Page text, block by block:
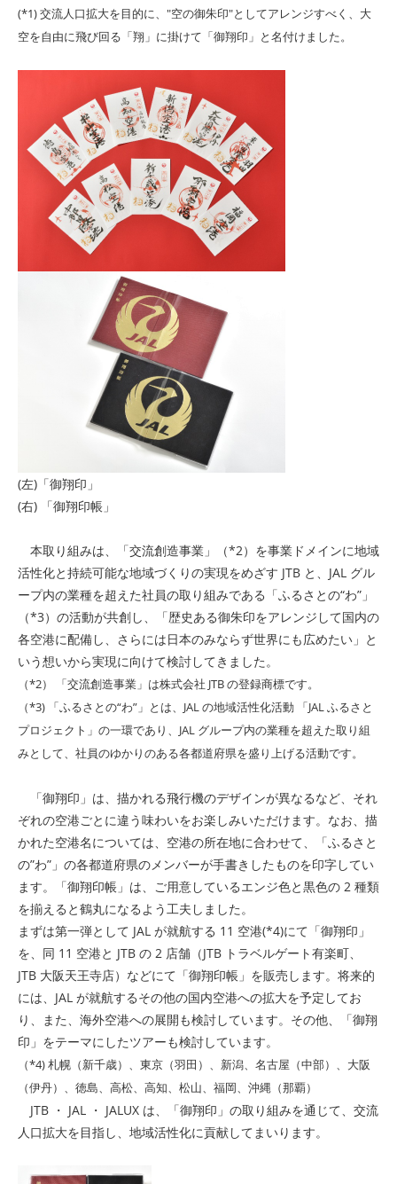
(*1) 交流人口拡大を目的に、"空の御朱印"としてアレンジすべく、大
空を自由に飛び回る「翔」に掛けて「御翔印」と名付けました。
(左)「御翔印」
(右) 「御翔印帳」
本取り組みは、「交流創造事業」（*2）を事業ドメインに地域
活性化と持続可能な地域づくりの実現をめざす JTB と、JAL グル
ープ内の業種を超えた社員の取り組みである「ふるさとの“わ”」
（*3）の活動が共創し、「歴史ある御朱印をアレンジして国内の
各空港に配備し、さらには日本のみならず世界にも広めたい」と
いう想いから実現に向けて検討してきました。
（*2） 「交流創造事業」は株式会社 JTB の登録商標です。
（*3) 「ふるさとの“わ”」とは、JAL の地域活性化活動 「JAL ふるさと
プロジェクト」の一環であり、JAL グループ内の業種を超えた取り組
みとして、社員のゆかりのある各都道府県を盛り上げる活動です。
「御翔印」は、描かれる飛行機のデザインが異なるなど、それ
ぞれの空港ごとに違う味わいをお楽しみいただけます。なお、描
かれた空港名については、空港の所在地に合わせて、「ふるさと
の”わ”」の各都道府県のメンバーが手書きしたものを印字してい
ます。「御翔印帳」は、ご用意しているエンジ色と黒色の 2 種類
を揃えると鶴丸になるよう工夫しました。
まずは第一弾として JAL が就航する 11 空港(*4)にて「御翔印」
を、同 11 空港と JTB の 2 店舗（JTB トラベルゲート有楽町、
JTB 大阪天王寺店）などにて「御翔印帳」を販売します。将来的
には、JAL が就航するその他の国内空港への拡大を予定してお
り、また、海外空港への展開も検討しています。その他、「御翔
印」をテーマにしたツアーも検討しています。
（*4) 札幌（新千歳）、東京（羽田）、新潟、名古屋（中部）、大阪
（伊丹）、徳島、高松、高知、松山、福岡、沖縄（那覇）
JTB ・ JAL ・ JALUX は、「御翔印」の取り組みを通じて、交流
人口拡大を目指し、地域活性化に貢献してまいります。